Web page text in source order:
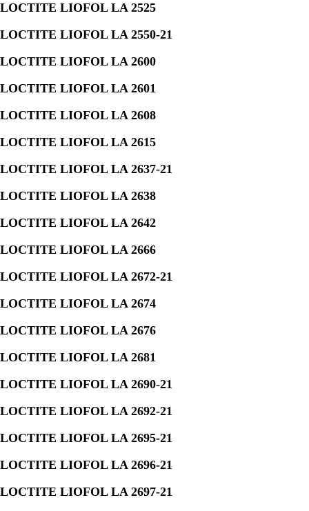
LOCTITE LIOFOL LA 2525
LOCTITE LIOFOL LA 2550-21
LOCTITE LIOFOL LA 2600
LOCTITE LIOFOL LA 2601
LOCTITE LIOFOL LA 2608
LOCTITE LIOFOL LA 2615
LOCTITE LIOFOL LA 2637-21
LOCTITE LIOFOL LA 2638
LOCTITE LIOFOL LA 2642
LOCTITE LIOFOL LA 2666
LOCTITE LIOFOL LA 2672-21
LOCTITE LIOFOL LA 2674
LOCTITE LIOFOL LA 2676
LOCTITE LIOFOL LA 2681
LOCTITE LIOFOL LA 2690-21
LOCTITE LIOFOL LA 2692-21
LOCTITE LIOFOL LA 2695-21
LOCTITE LIOFOL LA 2696-21
LOCTITE LIOFOL LA 2697-21